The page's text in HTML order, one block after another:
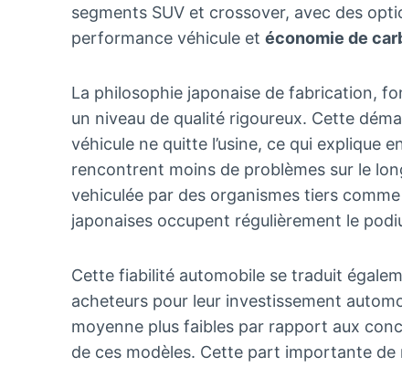
segments SUV et crossover, avec des
performance véhicule et économie de
La philosophie japonaise de fabrication,
un niveau de qualité rigoureux. Cette
véhicule ne quitte l’usine, ce qui explique
rencontrent moins de problèmes sur le
vehiculée par des organismes tiers
japonaises occupent régulièrement le
Cette fiabilité automobile se traduit
acheteurs pour leur investissement
moyenne plus faibles par rapport aux
de ces modèles. Cette part importante